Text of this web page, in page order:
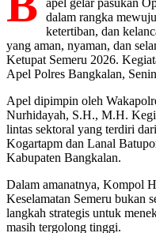
apel gelar pasukan
dalam rangka
ketertiban, dan
yang aman, nyaman, dan
Ketupat Semeru 2026.
Apel Polres Bangkalan,
Apel dipimpin oleh
Nurhidayah, S.H., M.H.
lintas sektoral yang terdiri
Kogartapm dan Lanal
Kabupaten Bangkalan.
Dalam amanatnya, Kompol
Keselamatan Semeru bukan
langkah strategis untuk
masih tergolong tinggi.